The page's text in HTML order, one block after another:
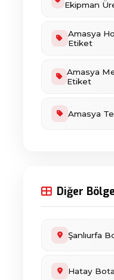
Ekipman
Amasya
Etiket
Amasya
Etiket
Amasya
Diğer
Şanlıurfa
Hatay